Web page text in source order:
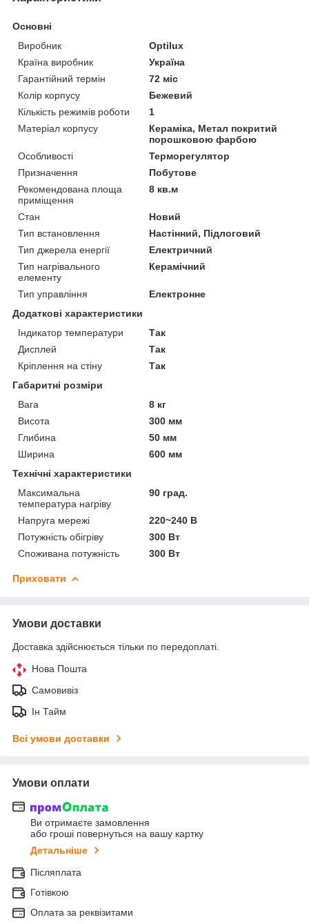
Основні
Виробник
Optilux
Країна виробник
Україна
Гарантійний термін
72 міс
Колір корпусу
Бежевий
Кількість режимів роботи
1
Матеріал корпусу
Кераміка, Метал покритий
порошковою фарбою
Особливості
Терморегулятор
Призначення
Побутове
Рекомендована площа
приміщення
8 кв.м
Стан
Новий
Тип встановлення
Настінний, Підлоговий
Тип джерела енергії
Електричний
Тип нагрівального
елементу
Керамічний
Тип управління
Електронне
Додаткові характеристики
Індикатор температури
Так
Дисплей
Так
Кріплення на стіну
Так
Габаритні розміри
Вага
8 кг
Висота
300 мм
Глибина
50 мм
Ширина
600 мм
Технічні характеристики
Максимальна
температура нагріву
90 град.
Напруга мережі
220~240 В
Потужність обігріву
300 Вт
Споживана потужність
300 Вт
Приховати
Умови доставки
Доставка здійснюється тільки по передоплаті.
Нова Пошта
Самовивіз
Ін Тайм
Всі умови доставки
Умови оплати
Ви отримаєте замовлення
або гроші повернуться на вашу картку
Детальніше
Післяплата
Готівкою
Оплата за реквізитами